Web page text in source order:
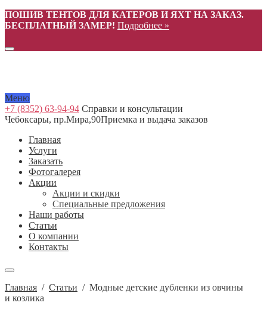
ПОШИВ ТЕНТОВ ДЛЯ КАТЕРОВ И ЯХТ НА ЗАКАЗ.
БЕСПЛАТНЫЙ ЗАМЕР! Подробнее »
Меню
+7 (8352) 63-94-94 Справки и консультации
Чебоксары, пр.Мира,90Приемка и выдача заказов
Главная
Услуги
Заказать
Фотогалерея
Акции
Акции и скидки
Специальные предложения
Наши работы
Статьи
О компании
Контакты
Главная / Статьи / Модные детские дубленки из овчины
и козлика